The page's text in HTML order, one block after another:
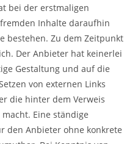
bei der erstmaligen
Inhalte daraufhin
bestehen. Zu dem Zeitpunkt
Der Anbieter hat keinerlei
Gestaltung und auf die
von externen Links
die hinter dem Verweis
Eine ständige
den Anbieter ohne konkrete